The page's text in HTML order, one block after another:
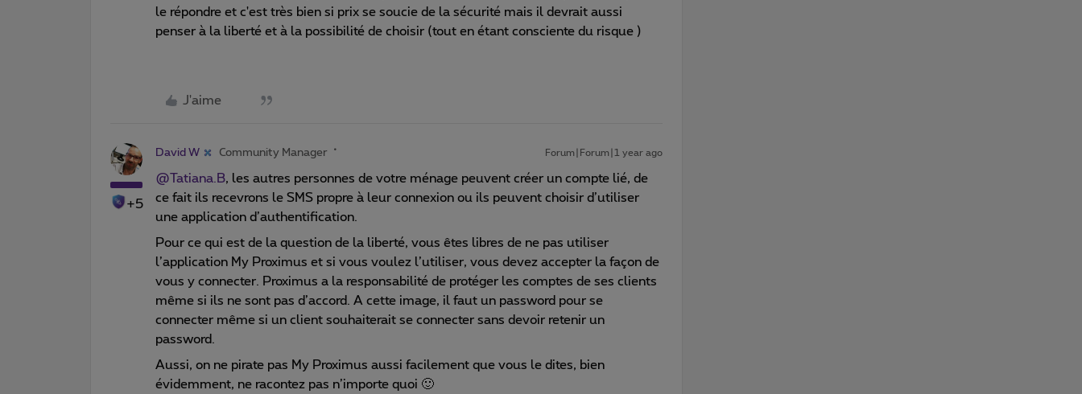
le répondre et c'est très bien si prix se soucie de la sécurité mais il devrait aussi
penser à la liberté et à la possibilité de choisir (tout en étant consciente du risque )
J'aime
+5
David W Community Manager Forum|Forum|1 year ago
@Tatiana.B, les autres personnes de votre ménage peuvent créer un compte lié, de
ce fait ils recevrons le SMS propre à leur connexion ou ils peuvent choisir d’utiliser
une application d’authentification.
Pour ce qui est de la question de la liberté, vous êtes libres de ne pas utiliser
l’application My Proximus et si vous voulez l’utiliser, vous devez accepter la façon de
vous y connecter. Proximus a la responsabilité de protéger les comptes de ses clients
même si ils ne sont pas d’accord. A cette image, il faut un password pour se
connecter même si un client souhaiterait se connecter sans devoir retenir un
password.
Aussi, on ne pirate pas My Proximus aussi facilement que vous le dites, bien
évidemment, ne racontez pas n’importe quoi 🙂